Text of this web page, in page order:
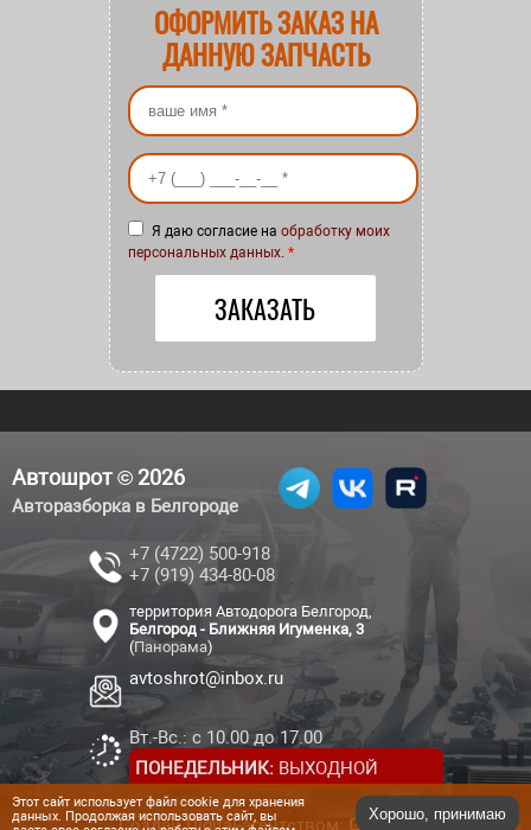
ОФОРМИТЬ ЗАКАЗ НА
ДАННУЮ ЗАПЧАСТЬ
Ваше имя*
Ваш номер телефона*
Я даю согласие на обработку моих
персональных данных. *
Автошрот © 2026
Авторазборка в Белгороде
+7 (4722) 500-918
+7 (919) 434-80-08
территория Автодорога Белгород,
Белгород - Ближняя Игуменка, 3
(Панорама)
avtoshrot@inbox.ru
Вт.-Вс.: с 10.00 до 17.00
ПОНЕДЕЛЬНИК: ВЫХОДНОЙ
Создан Digital-агентством: Genesis
Этот сайт использует файл cookie для хранения
данных. Продолжая использовать сайт, вы
Хорошо, принимаю